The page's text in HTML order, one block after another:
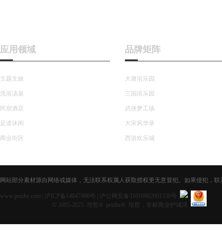
应用领域
主题文旅
洗浴汤泉
民宿酒店
足道休闲
商业街区
品牌矩阵
大唐浴乐园
三国浴乐园
武侠梦工场
大宋风华录
西游欢乐城
网站部分素材源自网络或媒体，无法联系权属人获取授权更无意冒犯。如果侵犯，联
www.peizhe.com 沪ICP备14047490号
沪公网安备31010802001330号
© 2005-2025 培哲® peizhe® 培哲，非标商业护城河